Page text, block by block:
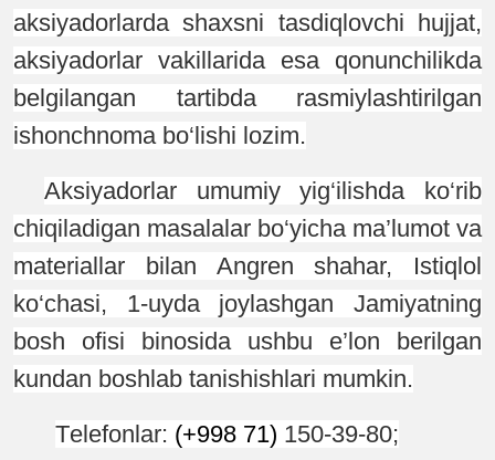
aksiyadorlarda shaxsni tasdiqlovchi hujjat,
aksiyadorlar vakillarida esa qonunchilikda
belgilangan tartibda rasmiylashtirilgan
ishonchnoma bo‘lishi lozim.
Aksiyadorlar umumiy yig‘ilishda ko‘rib
chiqiladigan masalalar bo‘yicha ma’lumot va
materiallar bilan Angren shahar, Istiqlol
ko‘chasi, 1-uyda joylashgan Jamiyatning
bosh ofisi binosida ushbu e’lon berilgan
kundan boshlab tanishishlari mumkin.
Telefonlar: (+998 71) 150-39-80;